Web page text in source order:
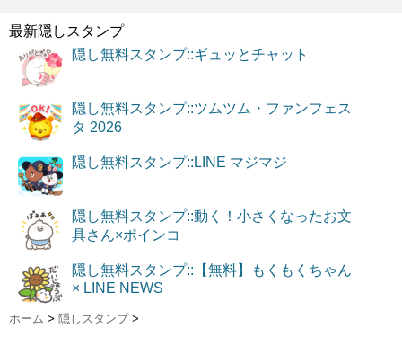
最新隠しスタンプ
隠し無料スタンプ::ギュッとチャット
隠し無料スタンプ::ツムツム・ファンフェス
タ 2026
隠し無料スタンプ::LINE マジマジ
隠し無料スタンプ::動く！小さくなったお文
具さん×ポインコ
隠し無料スタンプ::【無料】もくもくちゃん
× LINE NEWS
ホーム > 隠しスタンプ >